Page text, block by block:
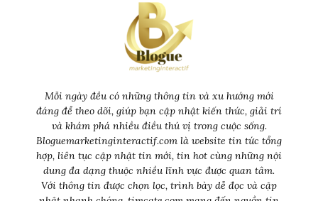
Mỗi ngày đều có những thông tin và xu hướng mới
đáng để theo dõi, giúp bạn cập nhật kiến thức, giải trí
và khám phá nhiều điều thú vị trong cuộc sống.
Bloguemarketinginteractif.com là website tin tức tổng
hợp, liên tục cập nhật tin mới, tin hot cùng những nội
dung đa dạng thuộc nhiều lĩnh vực được quan tâm.
Với thông tin được chọn lọc, trình bày dễ đọc và cập